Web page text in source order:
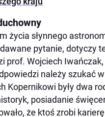
życia słynnego
pytanie, dotyczy
prof. Wojciech
należy szukać
Kopernikowi były dwa
posiadanie
że ktoś zrobi